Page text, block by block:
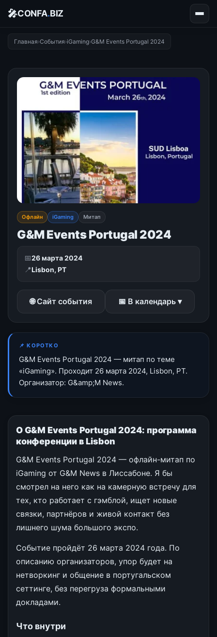
🎤CONFA.BIZ
Главная›События›iGaming›G&M Events Portugal 2024
Офлайн iGaming Митап
G&M Events Portugal 2024
📅26 марта 2024
📍Lisbon, PT
🌐 Сайт события 📅 В календарь ▾
📌 КОРОТКО
G&M Events Portugal 2024 — митап по теме
«iGaming». Проходит 26 марта 2024, Lisbon, PT.
Организатор: G&amp;M News.
О G&M Events Portugal 2024: программа
конференции в Lisbon
G&M Events Portugal 2024 — офлайн-митап по
iGaming от G&M News в Лиссабоне. Я бы
смотрел на него как на камерную встречу для
тех, кто работает с гэмблой, ищет новые
связки, партнёров и живой контакт без
лишнего шума большого экспо.
Событие пройдёт 26 марта 2024 года. По
описанию организаторов, упор будет на
нетворкинг и общение в португальском
сеттинге, без перегруза формальными
докладами.
Что внутри